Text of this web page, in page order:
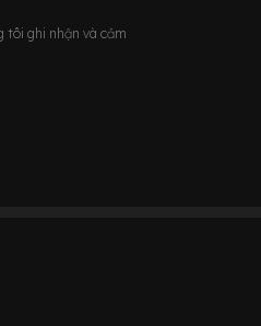
tôi ghi nhận và cảm